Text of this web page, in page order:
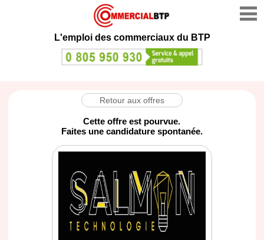
L'emploi des commerciaux du BTP
Retour aux offres
Cette offre est pourvue.
Faites une candidature spontanée.